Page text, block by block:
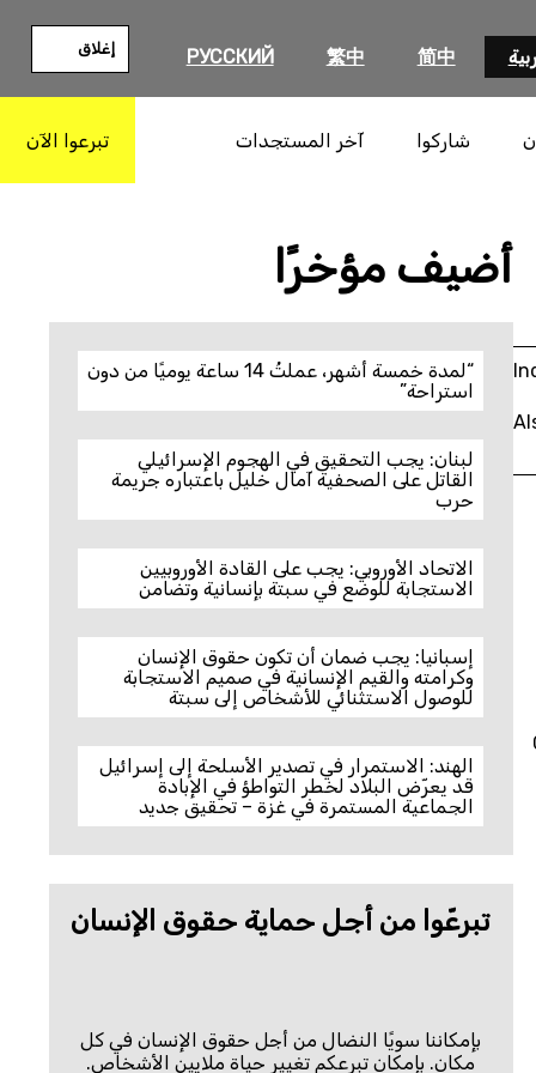
简中
繁中
РУССКИЙ إغلاق
شاركوا آخر المستجدات تبرعوا الآن
أضيف مؤخرًا
“لمدة خمسة أشهر، عملتُ 14 ساعة يوميًا من دون
استراحة”
لبنان: يجب التحقيق في الهجوم الإسرائيلي
القاتل على الصحفية آمال خليل باعتباره جريمة
حرب
الاتحاد الأوروبي: يجب على القادة الأوروبيين
الاستجابة للوضع في سبتة بإنسانية وتضامن
إسبانيا: يجب ضمان أن تكون حقوق الإنسان
وكرامته والقيم الإنسانية في صميم الاستجابة
للوصول الاستثنائي للأشخاص إلى سبتة
الهند: الاستمرار في تصدير الأسلحة إلى إسرائيل
قد يعرّض البلاد لخطر التواطؤ في الإبادة
الجماعية المستمرة في غزة – تحقيق جديد
تبرعّوا من أجل حماية حقوق الإنسان
بإمكاننا سويًا النضال من أجل حقوق الإنسان في كل
مكان. بإمكان تبرعكم تغيير حياة ملايين الأشخاص.